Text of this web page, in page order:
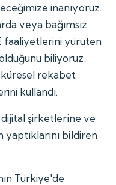
inanıyoruz.
veya bağımsız
yürüten
biliyoruz.
küresel rekabet
kullandı.
dijital şirketlerine ve
yaptıklarını bildiren
Türkiye'de